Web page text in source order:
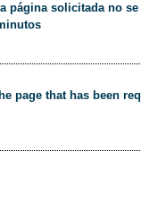
página solicitada no
page that has been